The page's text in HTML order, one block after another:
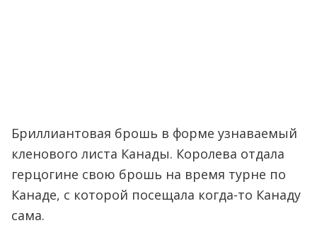
Бриллиантовая брошь в форме узнаваемый
кленового листа Канады. Королева отдала
герцогине свою брошь на время турне по
Канаде, с которой посещала когда-то Канаду
сама.